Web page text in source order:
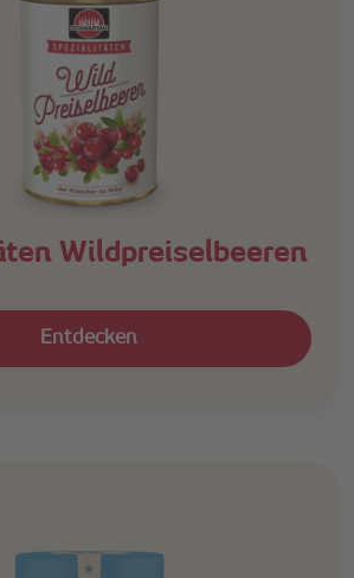
Wildpreiselbeeren
Entdecken